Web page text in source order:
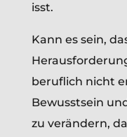
isst.
Kann es sein,
beruflich nicht
Bewusstsein
zu verändern,